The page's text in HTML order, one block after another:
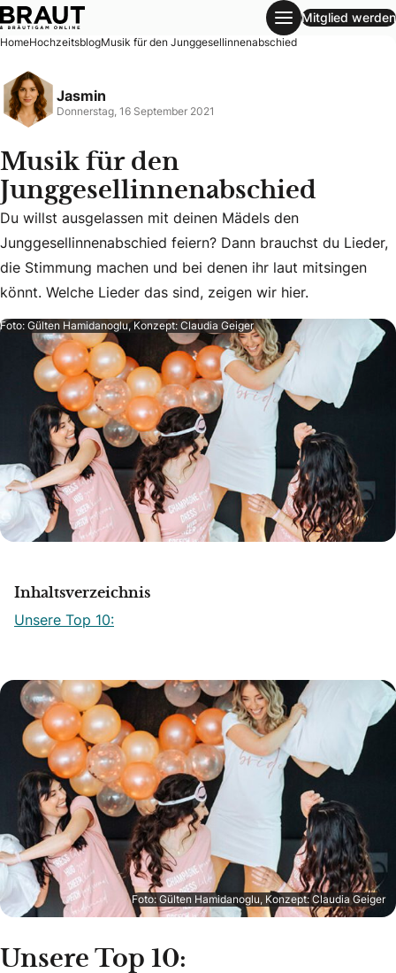
Musik für den Junggesellinnenabschied
Mitglied werden
HomeHochzeitsblogMusik für den Junggesellinnenabschied
Jasmin
Donnerstag, 16 September 2021
Musik für den
Junggesellinnenabschied
Du willst ausgelassen mit deinen Mädels den
Du willst ausgelassen mit deinen Mädels den
Junggesellinnenabschied feiern? Dann brauchst du Lieder,
die Stimmung machen und bei denen ihr laut mitsingen
könnt. Welche Lieder das sind, zeigen wir hier.
Foto: Gülten Hamidanoglu, Konzept: Claudia Geiger
Inhaltsverzeichnis
Unsere Top 10:
Foto: Gülten Hamidanoglu, Konzept: Claudia Geiger
Unsere Top 10: